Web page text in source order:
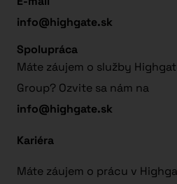
info@highgate.sk
Spolupráca
Máte záujem o služby
Group? Ozvite sa nám na
info@highgate.sk
Kariéra
Máte záujem o prácu v